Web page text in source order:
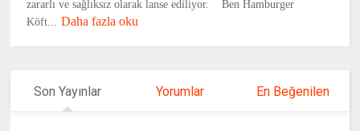
zararlı ve sağlıksız olarak lanse ediliyor. Ben Hamburger
Köft... Daha fazla oku
Son Yayınlar Yorumlar En Beğenilen